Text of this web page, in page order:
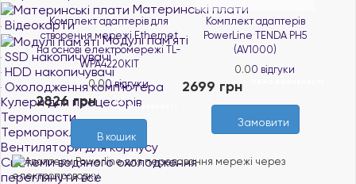
Материнські плати
Відеокарти
Модулі пам'яті
SSD накопичувачі
HDD накопичувачі
Охолодження комп'ютера
Кулери для процесорів
Термопасти
Термопрокладки
Вентилятори для корпусу
Системи водяного охолодження
переглянути все
Комплект адаптерів для
створення мережі Ethernet
на основі електромережі TL-
WPA4220KIT
0.00 відгуки
В наявності
2826 грн
В кошик
Комплект адаптерів
PowerLine TENDA PH5
(AV1000)
0.00 відгуки
2699 грн
Замовити